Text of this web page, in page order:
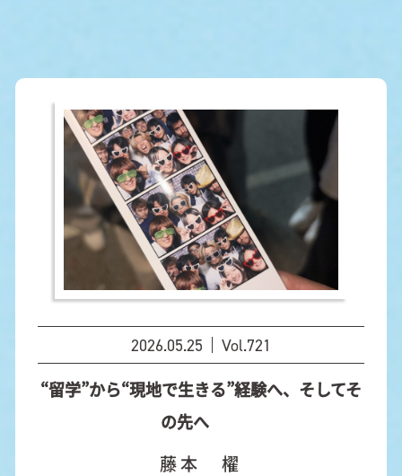
2026.05.25 Vol.721
“留学”から“現地で生きる”経験へ、そしてそ
の先へ
藤本 櫂